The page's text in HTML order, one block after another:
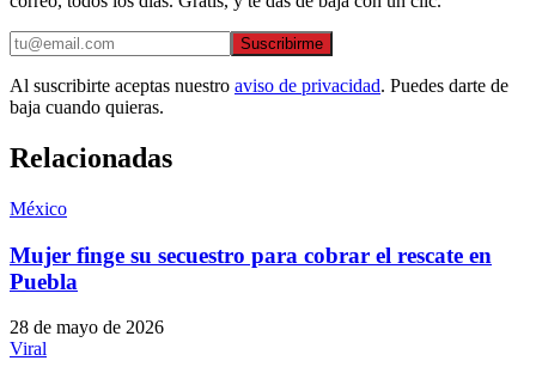
Suscribirme
Al suscribirte aceptas nuestro aviso de privacidad. Puedes darte de
baja cuando quieras.
Relacionadas
México
Mujer finge su secuestro para cobrar el rescate en
Puebla
28 de mayo de 2026
Viral